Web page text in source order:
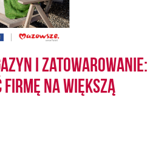
i zatowarowanie:
na większą